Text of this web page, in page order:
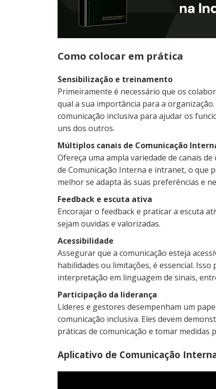
Como colocar em prática
Sensibilização e treinamento
Primeiramente é necessário que os
qual a sua importância para a
comunicação inclusiva para ajudar os
uns dos outros.
Múltiplos canais de Comunicação
Ofereça uma ampla variedade de canais
de Comunicação Interna e intranet, o que
melhor se adapta às suas preferências e
Feedback e escuta ativa
Encorajar o feedback e praticar a escuta
sejam ouvidas e valorizadas.
Acessibilidade
Assegurar que a comunicação esteja
habilidades ou limitações, é essencial.
interpretação em linguagem de sinais,
Participação da liderança
Líderes e gestores desempenham um
comunicação inclusiva. Eles devem
práticas de comunicação e tomar
Aplicativo de Comunicação